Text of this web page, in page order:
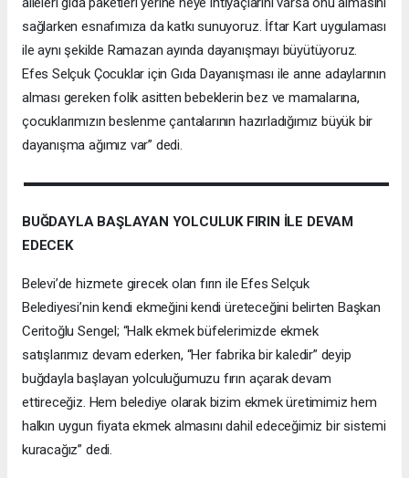
sağlarken esnafımıza da katkı sunuyoruz. İftar Kart uygulaması
ile aynı şekilde Ramazan ayında dayanışmayı büyütüyoruz.
Efes Selçuk Çocuklar için Gıda Dayanışması ile anne adaylarının
alması gereken folik asitten bebeklerin bez ve mamalarına,
çocuklarımızın beslenme çantalarının hazırladığımız büyük bir
dayanışma ağımız var” dedi.
BUĞDAYLA BAŞLAYAN YOLCULUK FIRIN İLE DEVAM
EDECEK
Belevi’de hizmete girecek olan fırın ile Efes Selçuk
Belediyesi’nin kendi ekmeğini kendi üreteceğini belirten Başkan
Ceritoğlu Sengel; “Halk ekmek büfelerimizde ekmek
satışlarımız devam ederken, “Her fabrika bir kaledir” deyip
buğdayla başlayan yolculuğumuzu fırın açarak devam
ettireceğiz. Hem belediye olarak bizim ekmek üretimimiz hem
halkın uygun fiyata ekmek almasını dahil edeceğimiz bir sistemi
kuracağız” dedi.